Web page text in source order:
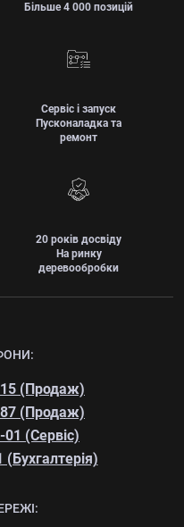
Більше 4 000 позицій
Сервіс і запуск
Пусконаладка та
ремонт
20 років досвіду
На ринку
деревообробки
(Продаж)
(Продаж)
(Сервіс)